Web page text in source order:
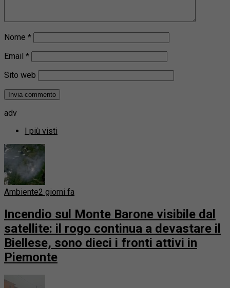
Nome *
Email *
Sito web
adv
I più visti
Ambiente2 giorni fa
Incendio sul Monte Barone visibile dal
satellite: il rogo continua a devastare il
Biellese, sono dieci i fronti attivi in
Piemonte